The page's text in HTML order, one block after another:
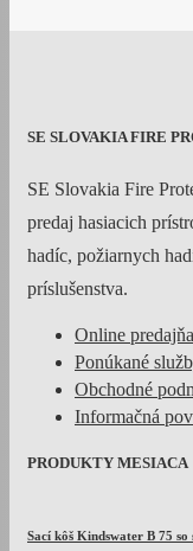
SE SLOVAKIA FIRE
SE Slovakia Fire
predaj hasiacich
hadíc, požiarnych
príslušenstva.
Online predajňa
Ponúkané
Obchodné
Informačná
PRODUKTY MESIACA
Sací kôš Kindswater B 75